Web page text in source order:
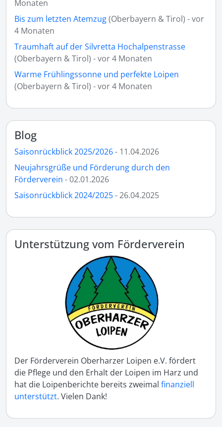
Monaten
Bis zum letzten Atemzug(Oberbayern & Tirol) - vor
4 Monaten
Traumhaft auf der Silvretta Hochalpenstrasse
(Oberbayern & Tirol) - vor 4 Monaten
Warme Frühlingssonne und perfekte Loipen
(Oberbayern & Tirol) - vor 4 Monaten
Blog
Saisonrückblick 2025/2026- 11.04.2026
Neujahrsgrüße und Förderung durch den
Förderverein - 02.01.2026
Saisonrückblick 2024/2025- 26.04.2025
Unterstützung vom Förderverein
Der Förderverein Oberharzer Loipen e.V. fördert
die Pflege und den Erhalt der Loipen im Harz und
hat die Loipenberichte bereits zweimal finanziell
unterstützt. Vielen Dank!